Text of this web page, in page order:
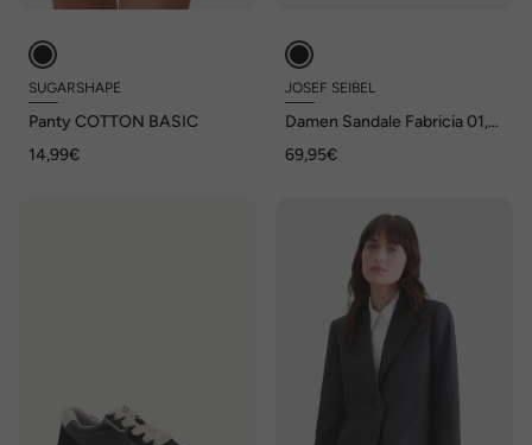
SUGARSHAPE
Panty COTTON BASIC
14,99€
JOSEF SEIBEL
Damen Sandale Fabricia 01,
69,95€